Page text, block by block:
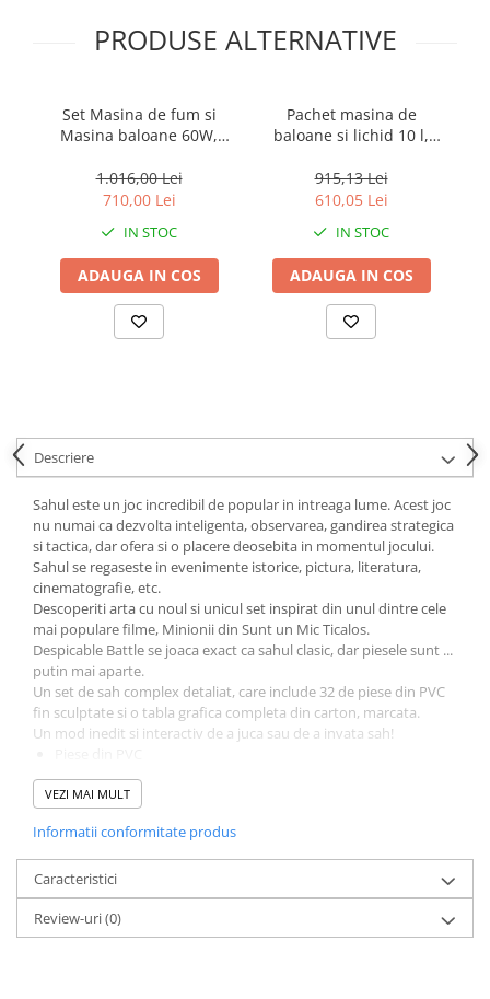
Produse si dispozitive ajutatoare
CASA SI GRADINA
Cutite & seturi de cutite
Cutite japoneze
Cutite macelarie
Accesori casa & gradina
Accesorii gratar
Accesorii mese si scaune
Articole ambalare
Ascutitoare si seturi de ascutire
cutite
Electrocasnice
Incubatoare oua
Mori cereale si furaje
ELECTRONICE
Baterii telefoane
Baterii si acumulatori
Stative
Casti audio telefoane
Masini de gaurit si insurubat
INSTRUMENTE MUZICALE
Accesorii chitara
Accesorii vioara-viola
PRODUSE ALTERNATIVE
Set Masina de fum si
Masina baloane 60W,
4.5 l inclus
1.016,00 Lei
710,00 Lei
IN STOC
ADAUGA IN COS
Pachet masina de
baloane si lichid 10 l,
wireless, roz
915,13 Lei
610,05 Lei
IN STOC
ADAUGA IN COS
Descriere
Sahul este un joc incredibil de popular in intreaga lume. Acest joc
nu numai ca dezvolta inteligenta, observarea, gandirea strategica
si tactica, dar ofera si o placere deosebita in momentul jocului.
Sahul se regaseste in evenimente istorice, pictura, literatura,
cinematografie, etc.
Descoperiti arta cu noul si unicul set inspirat din unul dintre cele
mai populare filme, Minionii din Sunt un Mic Ticalos.
Despicable Battle se joaca exact ca sahul clasic, dar piesele sunt ...
putin mai aparte.
Un set de sah complex detaliat, care include 32 de piese din PVC
fin sculptate si o tabla grafica completa din carton, marcata.
Un mod inedit si interactiv de a juca sau de a invata sah!
Marime diferite a pieselor
Tabla din carton si plastic
Marime tabla: 47.5x47.5 cm
VEZI MAI MULT
Informatii conformitate produs
Caracteristici
Review-uri(0)